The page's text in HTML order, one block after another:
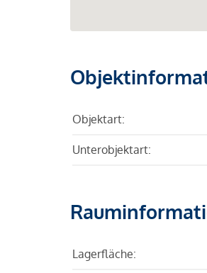
Objektart:
Unterobjektart:
Lagerfläche: